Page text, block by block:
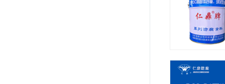
丙烯酸双组份